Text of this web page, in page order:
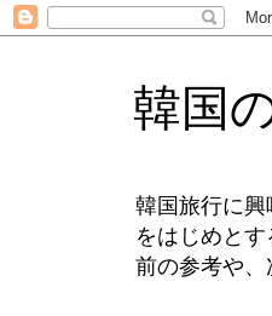
韓国
韓国旅行に
をはじめと
前の参考や